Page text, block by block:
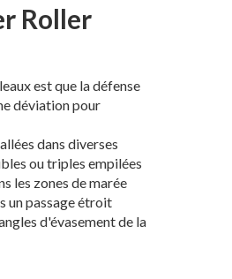
Roller
est que la défense
déviation pour
dans diverses
ou triples empilées
les zones de marée
un passage étroit
d'évasement de la